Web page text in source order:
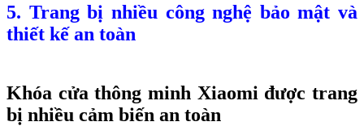
5. Trang bị nhiều công nghệ bảo mật và
thiết kế an toàn
Khóa cửa thông minh Xiaomi được trang
bị nhiều cảm biến an toàn